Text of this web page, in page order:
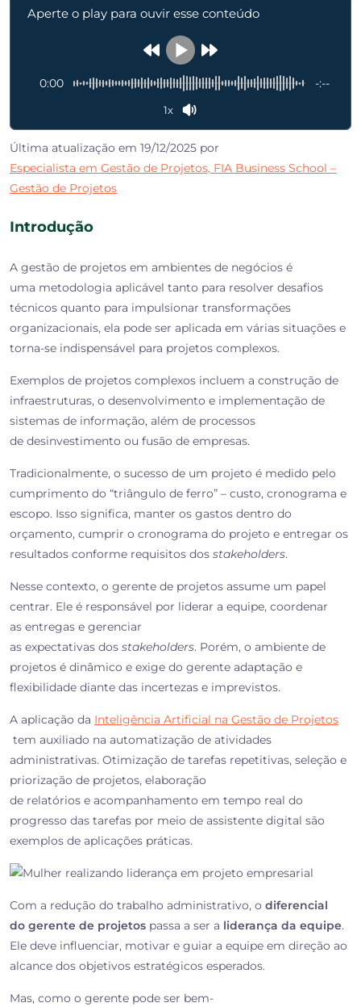
Aperte o play para ouvir esse conteúdo
0:00 -:--
1x
Última atualização em 19/12/2025 por
Especialista em Gestão de Projetos, FIA Business School –
Gestão de Projetos
Introdução
A gestão de projetos em ambientes de negócios é
uma metodologia aplicável tanto para resolver desafios
técnicos quanto para impulsionar transformações
organizacionais, ela pode ser aplicada em várias situações e
torna-se indispensável para projetos complexos.
Exemplos de projetos complexos incluem a construção de
infraestruturas, o desenvolvimento e implementação de
sistemas de informação, além de processos
de desinvestimento ou fusão de empresas.
Tradicionalmente, o sucesso de um projeto é medido pelo
cumprimento do “triângulo de ferro” – custo, cronograma e
escopo. Isso significa, manter os gastos dentro do
orçamento, cumprir o cronograma do projeto e entregar os
resultados conforme requisitos dos stakeholders.
Nesse contexto, o gerente de projetos assume um papel
centrar. Ele é responsável por liderar a equipe, coordenar
as entregas e gerenciar
as expectativas dos stakeholders. Porém, o ambiente de
projetos é dinâmico e exige do gerente adaptação e
flexibilidade diante das incertezas e imprevistos.
A aplicação da Inteligência Artificial na Gestão de Projetos
tem auxiliado na automatização de atividades
administrativas. Otimização de tarefas repetitivas, seleção e
priorização de projetos, elaboração
de relatórios e acompanhamento em tempo real do
progresso das tarefas por meio de assistente digital são
exemplos de aplicações práticas.
Com a redução do trabalho administrativo, o diferencial
do gerente de projetos passa a ser a liderança da equipe.
Ele deve influenciar, motivar e guiar a equipe em direção ao
alcance dos objetivos estratégicos esperados.
Mas, como o gerente pode ser bem-